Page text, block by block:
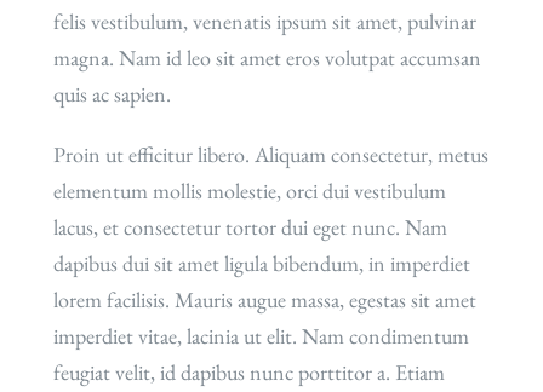
felis vestibulum, venenatis ipsum sit amet, pulvinar
magna. Nam id leo sit amet eros volutpat accumsan
quis ac sapien.
Proin ut efficitur libero. Aliquam consectetur, metus
elementum mollis molestie, orci dui vestibulum
lacus, et consectetur tortor dui eget nunc. Nam
dapibus dui sit amet ligula bibendum, in imperdiet
lorem facilisis. Mauris augue massa, egestas sit amet
imperdiet vitae, lacinia ut elit. Nam condimentum
feugiat velit, id dapibus nunc porttitor a. Etiam